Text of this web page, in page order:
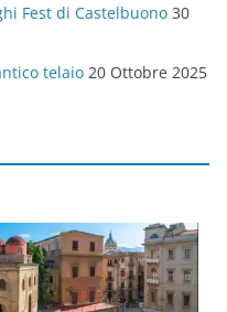
Fest di Castelbuono 30
telaio 20 Ottobre 2025